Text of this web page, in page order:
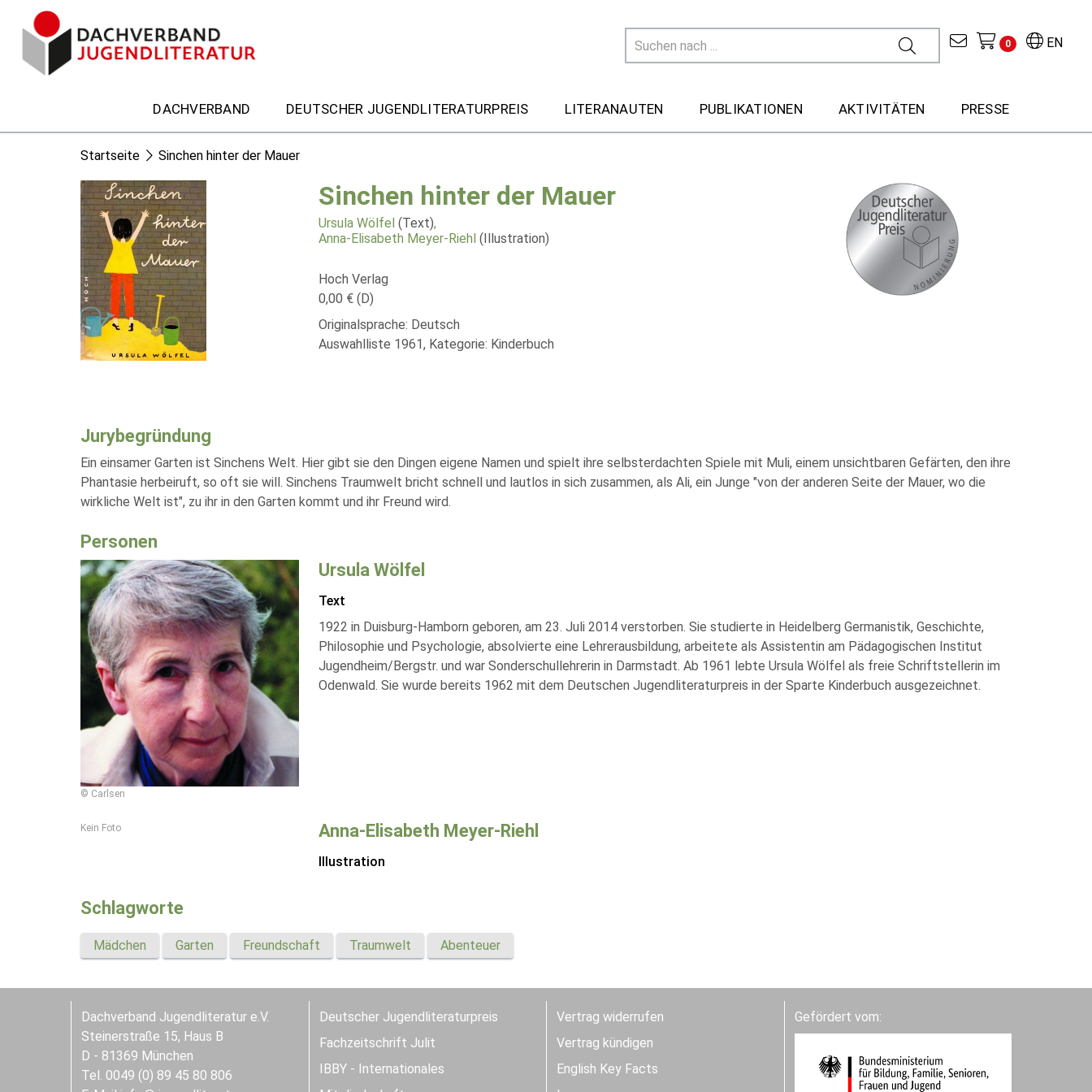
EN
0
DACHVERBAND DEUTSCHER JUGENDLITERATURPREIS LITERANAUTEN PUBLIKATIONEN AKTIVITÄTEN PRESSE
Startseite Sinchen hinter der Mauer
Sinchen hinter der Mauer
Ursula Wölfel (Text),
Anna-Elisabeth Meyer-Riehl (Illustration)
Hoch Verlag
0,00 € (D)
Originalsprache: Deutsch
Auswahlliste 1961, Kategorie: Kinderbuch
Jurybegründung
Ein einsamer Garten ist Sinchens Welt. Hier gibt sie den Dingen eigene Namen und spielt ihre selbsterdachten Spiele mit Muli, einem unsichtbaren Gefärten, den ihre
Phantasie herbeiruft, so oft sie will. Sinchens Traumwelt bricht schnell und lautlos in sich zusammen, als Ali, ein Junge "von der anderen Seite der Mauer, wo die
wirkliche Welt ist", zu ihr in den Garten kommt und ihr Freund wird.
Personen
© Carlsen
Ursula Wölfel
Text
1922 in Duisburg-Hamborn geboren, am 23. Juli 2014 verstorben. Sie studierte in Heidelberg Germanistik, Geschichte,
Philosophie und Psychologie, absolvierte eine Lehrerausbildung, arbeitete als Assistentin am Pädagogischen Institut
Jugendheim/Bergstr. und war Sonderschullehrerin in Darmstadt. Ab 1961 lebte Ursula Wölfel als freie Schriftstellerin im
Odenwald. Sie wurde bereits 1962 mit dem Deutschen Jugendliteraturpreis in der Sparte Kinderbuch ausgezeichnet.
Kein Foto Anna-Elisabeth Meyer-Riehl
Illustration
Schlagworte
Mädchen Garten Freundschaft Traumwelt Abenteuer
Dachverband Jugendliteratur e.V.
Steinerstraße 15, Haus B
D - 81369 München
Tel. 0049 (0) 89 45 80 806
Deutscher Jugendliteraturpreis
Fachzeitschrift Julit
IBBY - Internationales
Vertrag widerrufen
Vertrag kündigen
English Key Facts
Gefördert vom: